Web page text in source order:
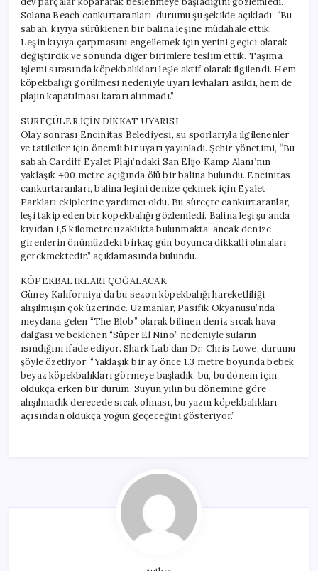
Solana Beach cankurtaranları, durumu şu şekilde açıkladı: “Bu
sabah, kıyıya sürüklenen bir balina leşine müdahale ettik.
Leşin kıyıya çarpmasını engellemek için yerini geçici olarak
değiştirdik ve sonunda diğer birimlere teslim ettik. Taşıma
işlemi sırasında köpekbalıkları leşle aktif olarak ilgilendi. Hem
köpekbalığı görülmesi nedeniyle uyarı levhaları asıldı, hem de
plajın kapatılması kararı alınmadı.”
SURFÇÜLER İÇİN DİKKAT UYARISI
Olay sonrası Encinitas Belediyesi, su sporlarıyla ilgilenenler
ve tatilciler için önemli bir uyarı yayınladı. Şehir yönetimi, “Bu
sabah Cardiff Eyalet Plajı’ndaki San Elijo Kamp Alanı’nın
yaklaşık 400 metre açığında ölü bir balina bulundu. Encinitas
cankurtaranları, balina leşini denize çekmek için Eyalet
Parkları ekiplerine yardımcı oldu. Bu süreçte cankurtaranlar,
leşi takip eden bir köpekbalığı gözlemledi. Balina leşi şu anda
kıyıdan 1,5 kilometre uzaklıkta bulunmakta; ancak denize
girenlerin önümüzdeki birkaç gün boyunca dikkatli olmaları
gerekmektedir.” açıklamasında bulundu.
KÖPEKBALIKLARI ÇOĞALACAK
Güney Kaliforniya’da bu sezon köpekbalığı hareketliliği
alışılmışın çok üzerinde. Uzmanlar, Pasifik Okyanusu’nda
meydana gelen “The Blob” olarak bilinen deniz sıcak hava
dalgası ve beklenen “Süper El Niño” nedeniyle suların
ısındığını ifade ediyor. Shark Lab’dan Dr. Chris Lowe, durumu
şöyle özetliyor: “Yaklaşık bir ay önce 1.3 metre boyunda bebek
beyaz köpekbalıkları görmeye başladık; bu, bu dönem için
oldukça erken bir durum. Suyun yılın bu dönemine göre
alışılmadık derecede sıcak olması, bu yazın köpekbalıkları
açısından oldukça yoğun geçeceğini gösteriyor.”